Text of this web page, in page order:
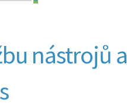
nástrojů a